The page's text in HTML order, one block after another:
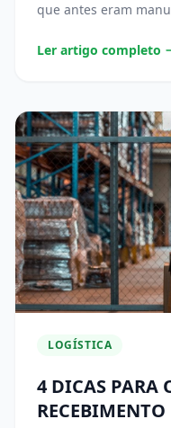
que antes eram
Ler artigo completo
LOGÍSTICA
4 DICAS PARA